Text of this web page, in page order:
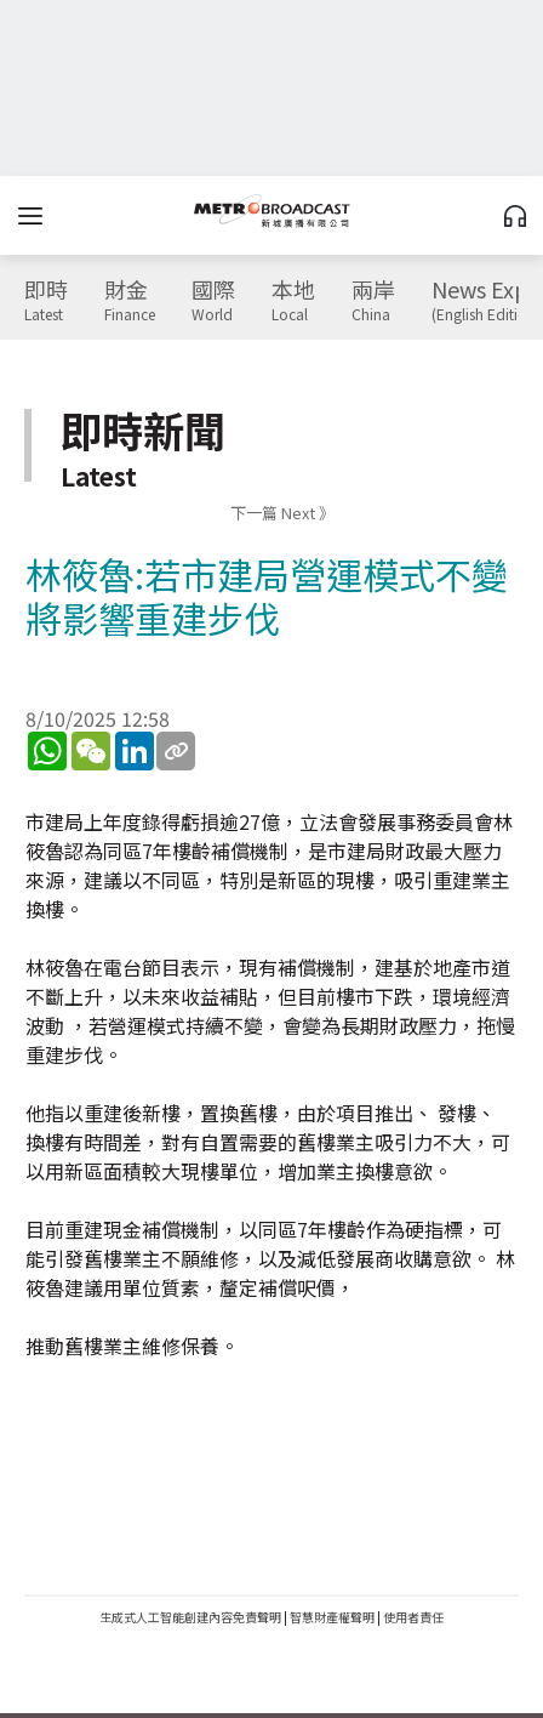
即時
Latest
財金
Finance
國際
World
本地
Local
兩岸
China
News
(English Edition)
即時新聞
Latest
下一篇 Next 》
林筱魯:若市建局營運模式不變
將影響重建步伐
8/10/2025 12:58
WhatsApp
WeChatLinkedIn
市建局上年度錄得虧損逾27億，立法會發展事務委員會林
筱魯認為同區7年樓齡補償機制，是市建局財政最大壓力
來源，建議以不同區，特別是新區的現樓，吸引重建業主
換樓。
林筱魯在電台節目表示，現有補償機制，建基於地產市道
不斷上升，以未來收益補貼，但目前樓市下跌，環境經濟
波動 ，若營運模式持續不變，會變為長期財政壓力，拖慢
重建步伐。
他指以重建後新樓，置換舊樓，由於項目推出、 發樓、
換樓有時間差，對有自置需要的舊樓業主吸引力不大，可
以用新區面積較大現樓單位，增加業主換樓意欲。
目前重建現金補償機制，以同區7年樓齡作為硬指標，可
能引發舊樓業主不願維修，以及減低發展商收購意欲。 林
筱魯建議用單位質素，釐定補償呎價，
推動舊樓業主維修保養。
生成式人工智能創建內容免責聲明 | 智慧財產權聲明 | 使用者責任